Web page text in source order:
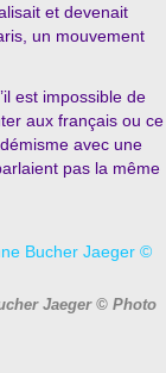
et devenait
un mouvement
est impossible de
aux français ou ce
avec une
pas la même
Jaeger © Photo